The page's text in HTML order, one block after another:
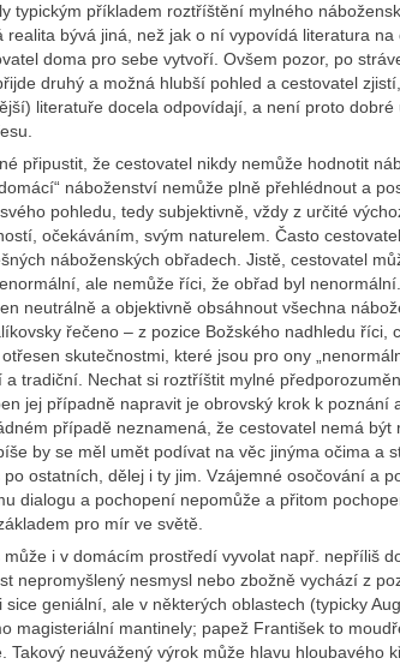
typickým příkladem roztříštění mylného
realita bývá jiná, než jak o ní vypovídá literatura
doma pro sebe vytvoří. Ovšem pozor, po
druhý a možná hlubší pohled a cestovatel
literatuře docela odpovídají, a není proto
připustit, že cestovatel nikdy nemůže hodnotit
náboženství nemůže plně přehlédnout a
pohledu, tedy subjektivně, vždy z určité
očekáváním, svým naturelem. Často
náboženských obřadech. Jistě, cestovatel
ale nemůže říci, že obřad byl
neutrálně a objektivně obsáhnout všechna
řečeno – z pozice Božského nadhledu říci,
skutečnostmi, které jsou pro ony
a tradiční. Nechat si roztříštit mylné
jej případně napravit je obrovský krok k poznání
případě neznamená, že cestovatel nemá být
by se měl umět podívat na věc jinýma očima a
po ostatních, dělej i ty jim. Vzájemné osočování a
dialogu a pochopení nepomůže a přitom
pro mír ve světě.
může i v domácím prostředí vyvolat např. nepříliš
nepromyšlený nesmysl nebo zbožně vychází z
sice geniální, ale v některých oblastech (typicky
magisteriální mantinely; papež František to
Takový neuvážený výrok může hlavu hloubavého